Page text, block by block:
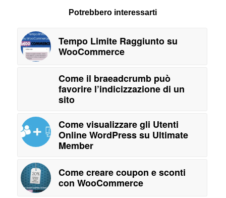
Potrebbero interessarti
Tempo Limite Raggiunto su
WooCommerce
Come il braeadcrumb può
favorire l’indicizzazione di un
sito
Come visualizzare gli Utenti
Online WordPress su Ultimate
Member
Come creare coupon e sconti
con WooCommerce